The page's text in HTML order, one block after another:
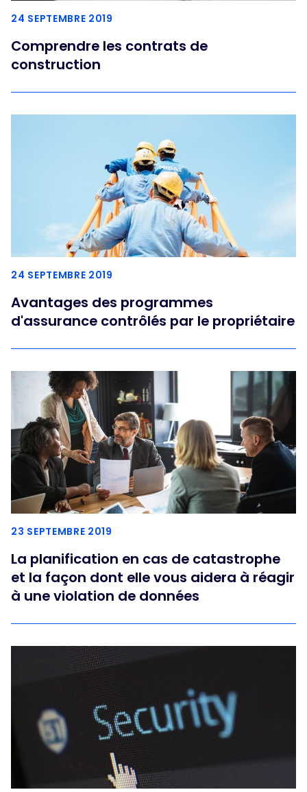
24 SEPTEMBRE 2019
Comprendre les contrats de
construction
24 SEPTEMBRE 2019
Avantages des programmes
d'assurance contrôlés par le propriétaire
23 SEPTEMBRE 2019
La planification en cas de catastrophe
et la façon dont elle vous aidera à réagir
à une violation de données